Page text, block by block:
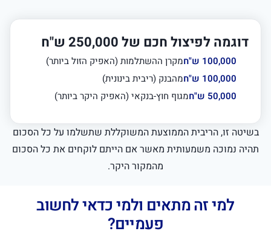
דוגמה לפיצול חכם של 250,000 ש"ח
100,000 ש"ח
מקרן ההשתלמות (האפיק הזול ביותר)
100,000 ש"ח
מהבנק (ריבית בינונית)
50,000 ש"ח
מגוף חוץ-בנקאי (האפיק היקר ביותר)
בשיטה זו, הריבית הממוצעת המשוקללת שתשלמו על כל הסכום
תהיה נמוכה משמעותית מאשר אם הייתם לוקחים את כל הסכום
מהמקור היקר.
למי זה מתאים ולמי כדאי לחשוב
פעמיים?